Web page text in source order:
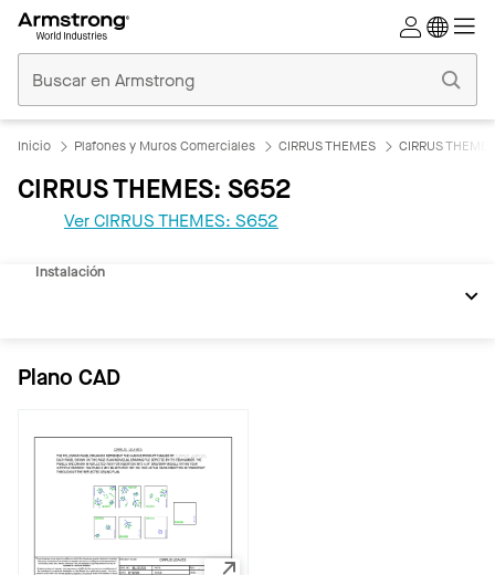
Comerciales
Inicio
Inicio Plafones y Muros Comerciales CIRRUS THEMES CIRRUS
CIRRUS THEMES: S652
Ver CIRRUS THEMES: S652
Documentos
Instalación
Plano CAD